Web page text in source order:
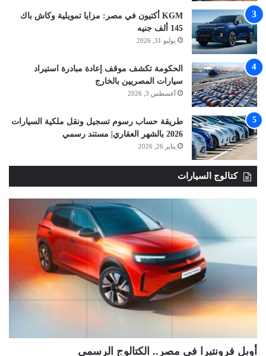
KGM أكتيون في مصر: مزايا تمويلية وكاش باك
145 ألف جنيه
يوليو 31, 2026
الحكومة تكشف موقف إعادة مبادرة استيراد
سيارات المصريين بالخارج
أغسطس 3, 2026
طريقة حساب رسوم تسجيل ونقل ملكية السيارات
2026 بالشهر العقاري| مستند رسمي
يناير 26, 2026
كتالوج السيارات
أوبل فرونتيرا في مصر.. الكتالوج الرسمي